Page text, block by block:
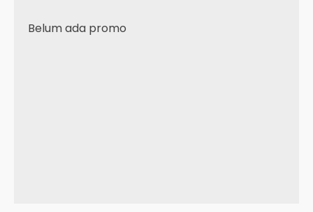
Belum ada promo